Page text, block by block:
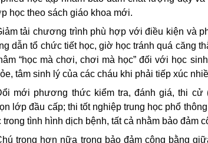
học theo sách giáo khoa mới.
tải chương trình phù hợp với điều kiện và
dẫn tổ chức tiết học, giờ học tránh quá căng
“học mà chơi, chơi mà học” đối với học
tâm sinh lý của các cháu khi phải tiếp xúc
ổi mới phương thức kiểm tra, đánh giá, thi cử
lớp đầu cấp; thi tốt nghiệp trung học phổ
trong tình hình dịch bệnh, tất cả nhằm bảo đảm
trọng hơn nữa trong bảo đảm công bằng giữ